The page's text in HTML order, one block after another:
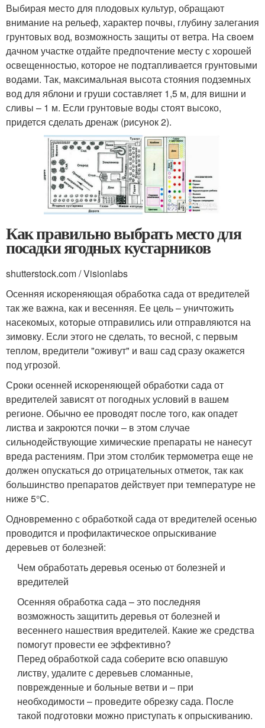
Выбирая место для плодовых культур, обращают
внимание на рельеф, характер почвы, глубину залегания
грунтовых вод, возможность защиты от ветра. На своем
дачном участке отдайте предпочтение месту с хорошей
освещенностью, которое не подтапливается грунтовыми
водами. Так, максимальная высота стояния подземных
вод для яблони и груши составляет 1,5 м, для вишни и
сливы – 1 м. Если грунтовые воды стоят высоко,
придется сделать дренаж (рисунок 2).
Как правильно выбрать место для
посадки ягодных кустарников
shutterstock.com / Visionlabs
Осенняя искореняющая обработка сада от вредителей
так же важна, как и весенняя. Ее цель – уничтожить
насекомых, которые отправились или отправляются на
зимовку. Если этого не сделать, то весной, с первым
теплом, вредители "оживут" и ваш сад сразу окажется
под угрозой.
Сроки осенней искореняющей обработки сада от
вредителей зависят от погодных условий в вашем
регионе. Обычно ее проводят после того, как опадет
листва и закроются почки – в этом случае
сильнодействующие химические препараты не нанесут
вреда растениям. При этом столбик термометра еще не
должен опускаться до отрицательных отметок, так как
большинство препаратов действует при температуре не
ниже 5°С.
Одновременно с обработкой сада от вредителей осенью
проводится и профилактическое опрыскивание
деревьев от болезней:
Чем обработать деревья осенью от болезней и
вредителей
Осенняя обработка сада – это последняя
возможность защитить деревья от болезней и
весеннего нашествия вредителей. Какие же средства
помогут провести ее эффективно?
Перед обработкой сада соберите всю опавшую
листву, удалите с деревьев сломанные,
поврежденные и больные ветви и – при
необходимости – проведите обрезку сада. После
такой подготовки можно приступать к опрыскиванию.